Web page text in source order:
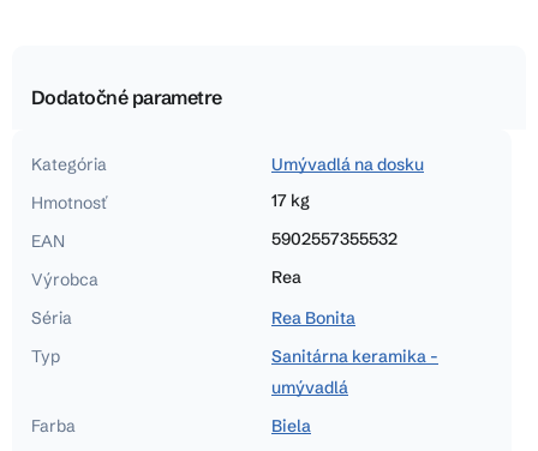
Dodatočné parametre
Kategória
Umývadlá na dosku
Hmotnosť
17 kg
EAN
5902557355532
Výrobca
Rea
Séria
Rea Bonita
Typ
Sanitárna keramika -
umývadlá
Farba
Biela